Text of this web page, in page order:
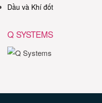
Dầu và Khí đốt
Q SYSTEMS